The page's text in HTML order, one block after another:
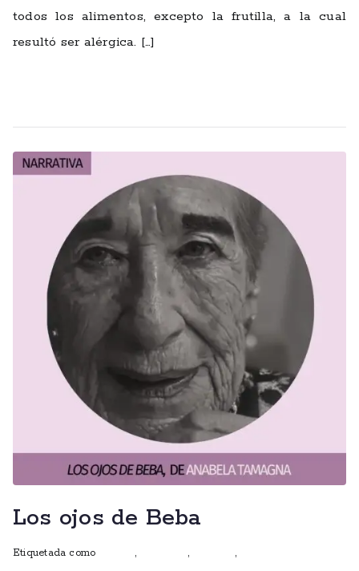
todos los alimentos, excepto la frutilla, a la cual
resultó ser alérgica. […]
Los ojos de Beba
Etiquetada como , , ,